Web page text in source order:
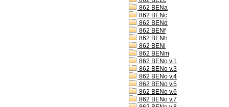
862 BENa
862 BENc
862 BENd
862 BENf
862 BENh
862 BENi
862 BENm
862 BENo v.1
862 BENo v.3
862 BENo v.4
862 BENo v.5
862 BENo v.6
862 BENo v.7